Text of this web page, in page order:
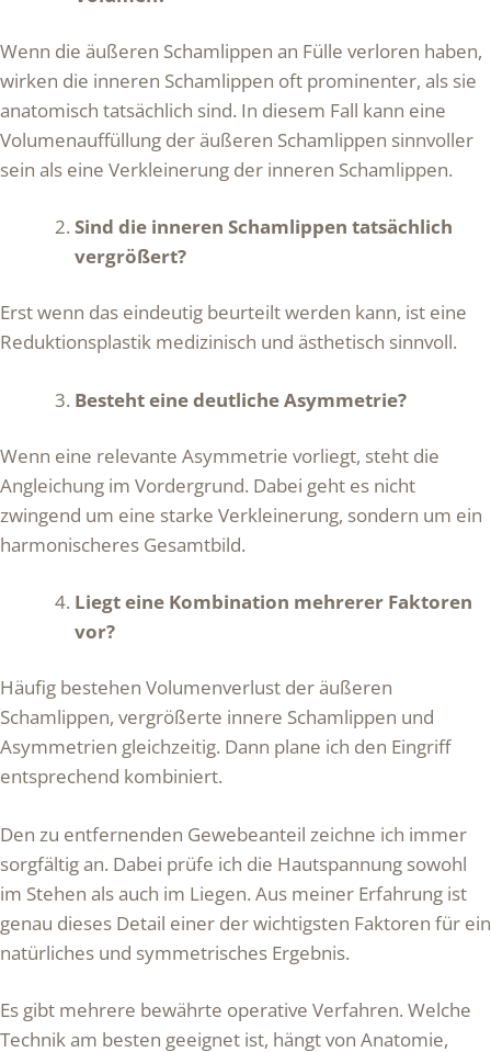
Wenn die äußeren Schamlippen an Fülle verloren haben,
wirken die inneren Schamlippen oft prominenter, als sie
anatomisch tatsächlich sind. In diesem Fall kann eine
Volumenauffüllung der äußeren Schamlippen sinnvoller
sein als eine Verkleinerung der inneren Schamlippen.
Sind die inneren Schamlippen tatsächlich
vergrößert?
Erst wenn das eindeutig beurteilt werden kann, ist eine
Reduktionsplastik medizinisch und ästhetisch sinnvoll.
Besteht eine deutliche Asymmetrie?
Wenn eine relevante Asymmetrie vorliegt, steht die
Angleichung im Vordergrund. Dabei geht es nicht
zwingend um eine starke Verkleinerung, sondern um ein
harmonischeres Gesamtbild.
Liegt eine Kombination mehrerer Faktoren
vor?
Häufig bestehen Volumenverlust der äußeren
Schamlippen, vergrößerte innere Schamlippen und
Asymmetrien gleichzeitig. Dann plane ich den Eingriff
entsprechend kombiniert.
Den zu entfernenden Gewebeanteil zeichne ich immer
sorgfältig an. Dabei prüfe ich die Hautspannung sowohl
im Stehen als auch im Liegen. Aus meiner Erfahrung ist
genau dieses Detail einer der wichtigsten Faktoren für ein
natürliches und symmetrisches Ergebnis.
Es gibt mehrere bewährte operative Verfahren. Welche
Technik am besten geeignet ist, hängt von Anatomie,